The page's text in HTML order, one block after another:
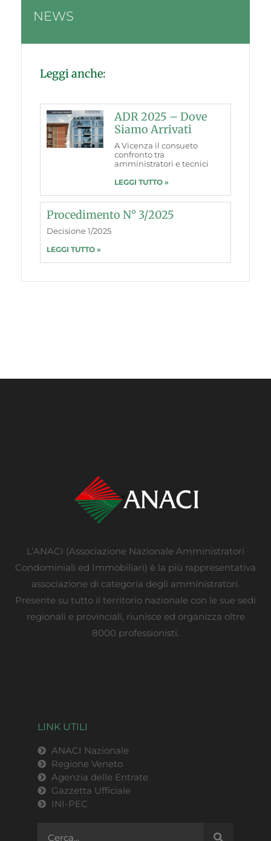
NEWS
Leggi anche:
ADR 2025 – Dove
Siamo Arrivati
A Vicenza il consueto
confronto tra
amministratori e tecnici
LEGGI TUTTO »
Procedimento N° 3/2025
Decisione 1/2025
LEGGI TUTTO »
L’ANACI (Associazione Nazionale Amministratori
Condominiali ed Immobiliari) è la più rappresentativa
associazione di categoria degli amministratori.
Presente su tutto il territorio nazionale con le sue sedi
regionali e provinciali, riunisce ed organizza oltre
8000 professionisti.
LINK UTILI
ANACI Nazionale
Regione Veneto
Agenzia delle Entrate
Gazzetta Ufficiale
INI-PEC